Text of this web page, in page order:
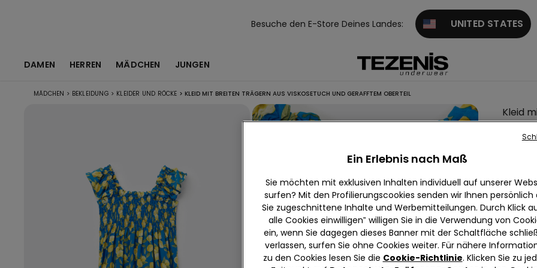
Besuche den E-Store Deines Landes: UNITED STATES
DAMEN HERREN MÄDCHEN JUNGEN
MÄDCHEN > BEKLEIDUNG > KLEIDER UND RÖCKE > KLEID MIT BREITEN TRÄGERN AUS VISKOSETUCH UND GERAFFTEM OBERTEIL
Kleid
und
null
Wir
und
Ein Erlebnis nach Maß
Sie möchten mit exklusiven Inhalten individuell auf unserer
surfen? Mit den Profilierungscookies senden wir Ihnen persönlich
Sie zugeschnittene Inhalte und Werbemitteilungen. Durch Klick
alle Cookies einwilligen‟ willigen Sie in die Verwendung von
ein, wenn Sie dagegen dieses Banner mit der Schaltfläche
verlassen, surfen Sie ohne Cookies weiter. Für nähere
zu den Cookies lesen Sie die Cookie-Richtlinie. Klicken Sie zu